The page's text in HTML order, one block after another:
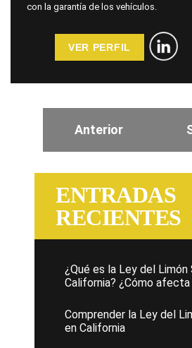
con la garantía de los vehículos.
VER PERFIL
Anterior
ENTRADAS
RECIENTES
¿Qué es la Ley del Limón
California? ¿Cómo
Comprender la Ley del
en California